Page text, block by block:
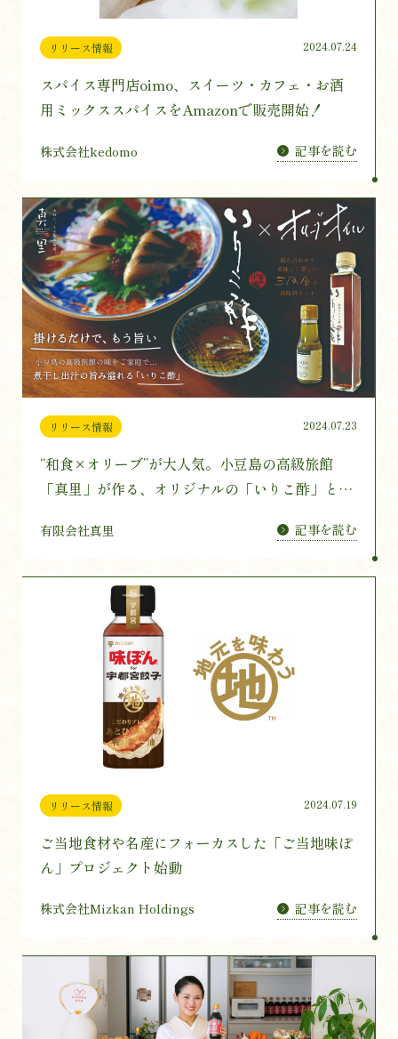
リリース情報 2024.07.24
スパイス専門店oimo、スイーツ・カフェ・お酒
用ミックススパイスをAmazonで販売開始！
株式会社kedomo 記事を読む
リリース情報 2024.07.23
“和食×オリーブ”が大人気。小豆島の高級旅館
「真里」が作る、オリジナルの「いりこ酢」とオ
ングでスタート！
有限会社真里 記事を読む
リリース情報 2024.07.19
ご当地食材や名産にフォーカスした「ご当地味ぽ
ん」プロジェクト始動
株式会社Mizkan Holdings 記事を読む